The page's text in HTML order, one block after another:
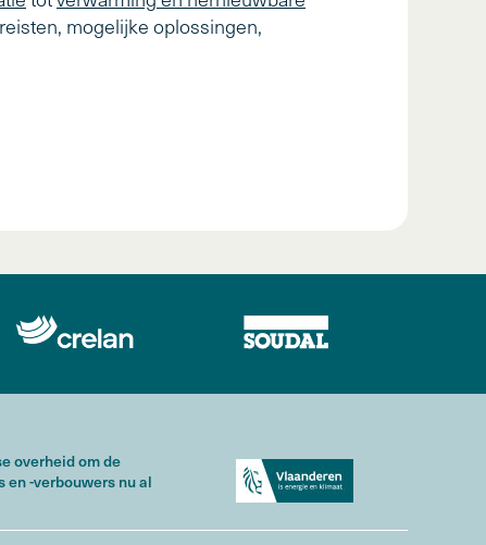
mogelijke oplossingen,
overheid om de
-verbouwers nu al